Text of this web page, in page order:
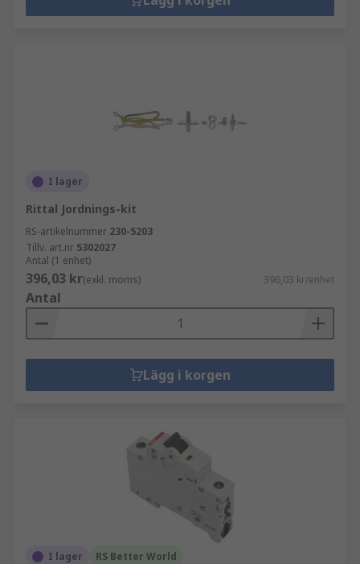
I lager
Rittal Jordnings-kit
RS-artikelnummer 230-5203
Tillv. art.nr 5302027
Antal (1 enhet)
396,03 kr(exkl. moms) 396,03 kr/enhet
Antal
Lägg i korgen
I lager RS Better World